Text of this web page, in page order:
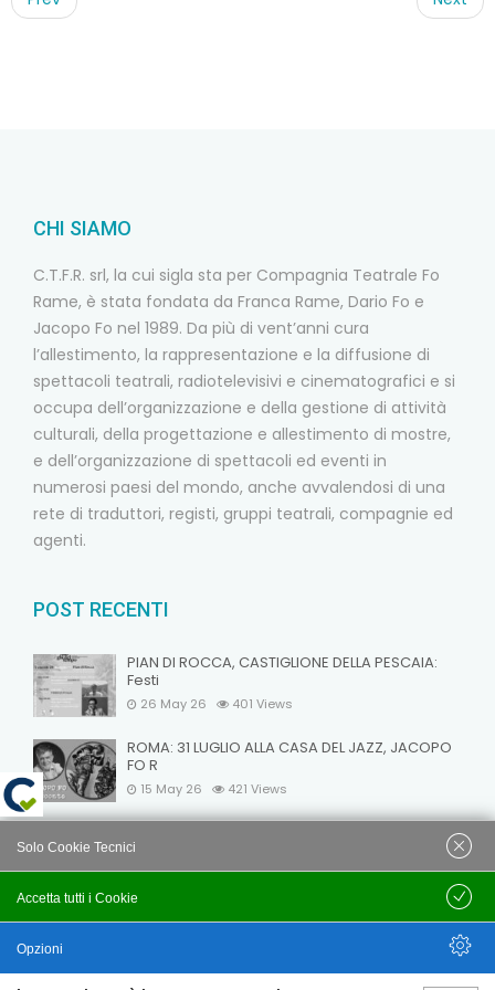
CHI SIAMO
C.T.F.R. srl, la cui sigla sta per Compagnia Teatrale Fo
Rame, è stata fondata da Franca Rame, Dario Fo e
Jacopo Fo nel 1989. Da più di vent’anni cura
l’allestimento, la rappresentazione e la diffusione di
spettacoli teatrali, radiotelevisivi e cinematografici e si
occupa dell’organizzazione e della gestione di attività
culturali, della progettazione e allestimento di mostre,
e dell’organizzazione di spettacoli ed eventi in
numerosi paesi del mondo, anche avvalendosi di una
rete di traduttori, registi, gruppi teatrali, compagnie ed
agenti.
POST RECENTI
PIAN DI ROCCA, CASTIGLIONE DELLA PESCAIA:
Festi
26 May 26 401 Views
ROMA: 31 LUGLIO ALLA CASA DEL JAZZ, JACOPO
FO R
15 May 26 421 Views
VELEIA: NOTTI A VELEIA 2026: OMAGGIO A DARIO
FO
15 May 26 405Views
Accetta tutti i Cookie
Solo Cookie Tecnici
Salva
Opzioni